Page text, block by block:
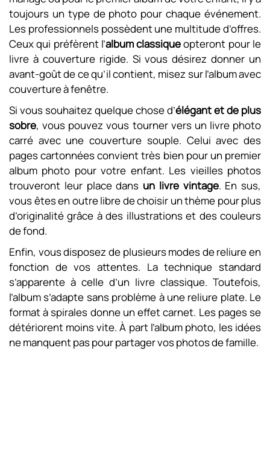
toujours un type de photo pour chaque événement.
Les professionnels possèdent une multitude d’offres.
Ceux qui préfèrent l’album classiqueopteront pour le
livre à couverture rigide. Si vous désirez donner un
avant-goût de ce qu’il contient, misez sur l’album avec
couverture à fenêtre.
Si vous souhaitez quelque chose d’élégant et de plus
sobre, vous pouvez vous tourner vers un livre photo
carré avec une couverture souple. Celui avec des
pages cartonnées convient très bien pour un premier
album photo pour votre enfant. Les vieilles photos
trouveront leur place dans un livre vintage. En sus,
vous êtes en outre libre de choisir un thème pour plus
d’originalité grâce à des illustrations et des couleurs
de fond.
Enfin, vous disposez de plusieurs modes de reliure en
fonction de vos attentes. La technique standard
s’apparente à celle d’un livre classique. Toutefois,
l’album s’adapte sans problème à une reliure plate. Le
format à spirales donne un effet carnet. Les pages se
détériorent moins vite. À part l’album photo, les idées
ne manquent pas pour partager vos photos de famille.